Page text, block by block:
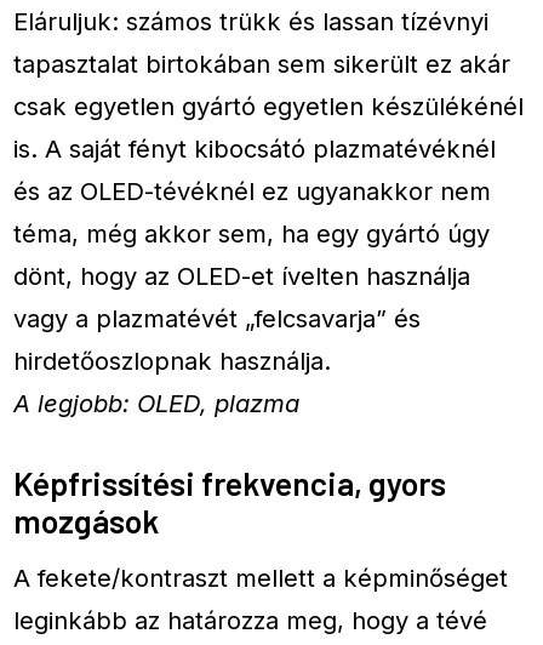
Eláruljuk: számos trükk és lassan tízévnyi
tapasztalat birtokában sem sikerült ez akár
csak egyetlen gyártó egyetlen készülékénél
is. A saját fényt kibocsátó plazmatévéknél
és az OLED-tévéknél ez ugyanakkor nem
téma, még akkor sem, ha egy gyártó úgy
dönt, hogy az OLED-et ívelten használja
vagy a plazmatévét „felcsavarja” és
hirdetőoszlopnak használja.
A legjobb: OLED, plazma
Képfrissítési frekvencia, gyors
mozgások
A fekete/kontraszt mellett a képminőséget
leginkább az határozza meg, hogy a tévé